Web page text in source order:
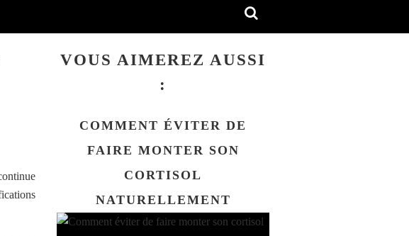
VOUS AIMEREZ AUSSI
:
COMMENT ÉVITER DE
FAIRE MONTER SON
CORTISOL
NATURELLEMENT